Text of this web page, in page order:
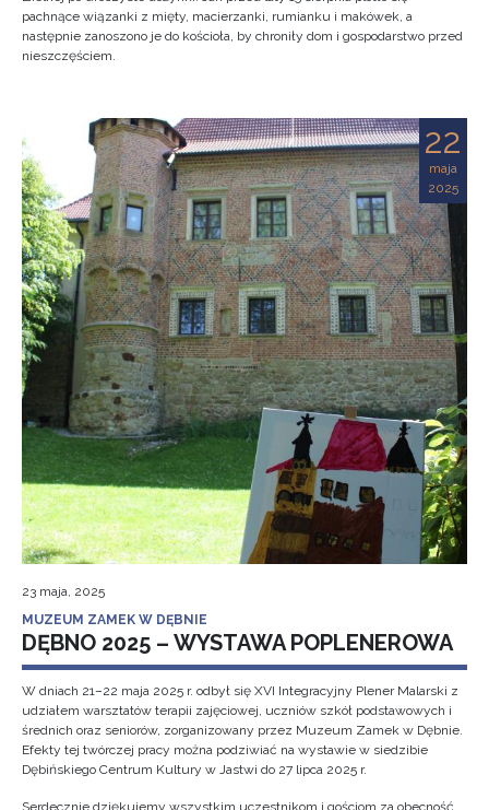
pachnące wiązanki z mięty, macierzanki, rumianku i makówek, a
następnie zanoszono je do kościoła, by chroniły dom i gospodarstwo przed
nieszczęściem.
22
maja
2025
23 maja, 2025
MUZEUM ZAMEK W DĘBNIE
DĘBNO 2025 – WYSTAWA POPLENEROWA
W dniach 21–22 maja 2025 r. odbył się XVI Integracyjny Plener Malarski z
udziałem warsztatów terapii zajęciowej, uczniów szkół podstawowych i
średnich oraz seniorów, zorganizowany przez Muzeum Zamek w Dębnie.
Efekty tej twórczej pracy można podziwiać na wystawie w siedzibie
Dębińskiego Centrum Kultury w Jastwi do 27 lipca 2025 r.
Serdecznie dziękujemy wszystkim uczestnikom i gościom za obecność